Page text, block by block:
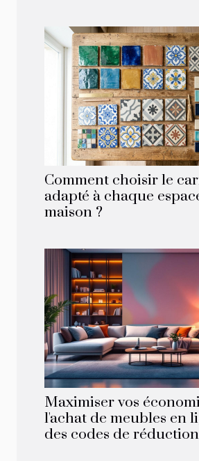
Comment choisir le
adapté à chaque
maison ?
Maximiser vos
l'achat de meubles en
des codes de réduction